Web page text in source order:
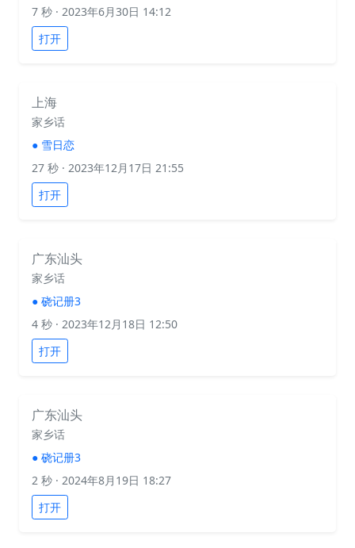
7 秒 · 2023年6月30日 14:12
打开
上海
家乡话
● 雪日恋
27 秒 · 2023年12月17日 21:55
打开
广东汕头
家乡话
● 硗记册3
4 秒 · 2023年12月18日 12:50
打开
广东汕头
家乡话
● 硗记册3
2 秒 · 2024年8月19日 18:27
打开